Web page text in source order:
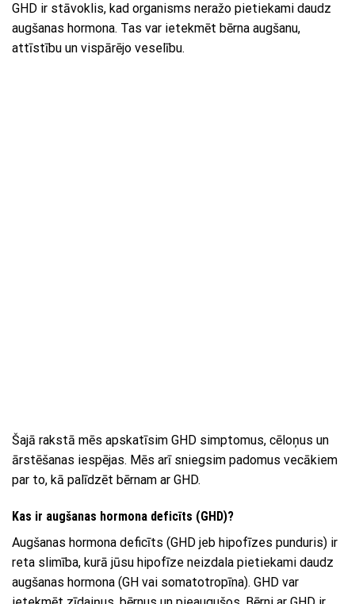
GHD ir stāvoklis, kad organisms neražo pietiekami daudz
augšanas hormona. Tas var ietekmēt bērna augšanu,
attīstību un vispārējo veselību.
Šajā rakstā mēs apskatīsim GHD simptomus, cēloņus un
ārstēšanas iespējas. Mēs arī sniegsim padomus vecākiem
par to, kā palīdzēt bērnam ar GHD.
Kas ir augšanas hormona deficīts (GHD)?
Augšanas hormona deficīts (GHD jeb hipofīzes punduris) ir
reta slimība, kurā jūsu hipofīze neizdala pietiekami daudz
augšanas hormona (GH vai somatotropīna). GHD var